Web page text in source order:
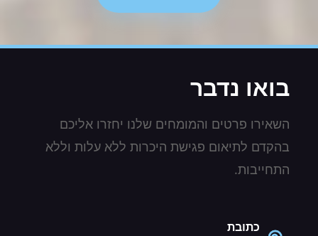
בואו נדבר
השאירו פרטים והמומחים שלנו יחזרו אליכם
בהקדם לתיאום פגישת היכרות ללא עלות וללא
התחייבות.
כתובת